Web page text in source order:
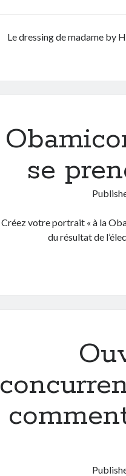
Le dressing de madame by
se
Créez votre portrait « à la
du résultat de